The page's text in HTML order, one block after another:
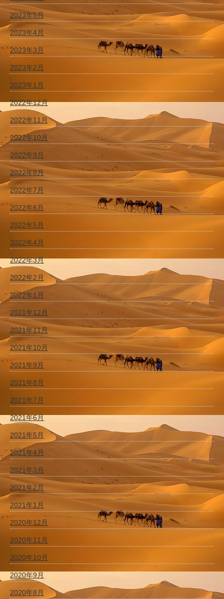
2023年5月
2023年4月
2023年3月
2023年2月
2023年1月
2022年12月
2022年11月
2022年10月
2022年9月
2022年8月
2022年7月
2022年6月
2022年5月
2022年4月
2022年3月
2022年2月
2022年1月
2021年12月
2021年11月
2021年10月
2021年9月
2021年8月
2021年7月
2021年6月
2021年5月
2021年4月
2021年3月
2021年2月
2021年1月
2020年12月
2020年11月
2020年10月
2020年9月
2020年8月